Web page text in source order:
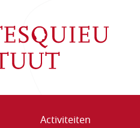
Activiteiten